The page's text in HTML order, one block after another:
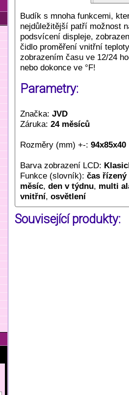
Budík s mnoha funkcemi,
nejdůležitější patří možnost
podsvícení displeje,
čidlo proměření vnitřní
zobrazením času ve 12/24
nebo dokonce ve °F!
Parametry:
Značka: JVD
Záruka: 24 měsíců
Rozměry (mm) +-: 94x85x40
Barva zobrazení LCD:
Funkce (slovník): čas řízený
měsíc, den v týdnu, multi
vnitřní, osvětlení
Související produkty: